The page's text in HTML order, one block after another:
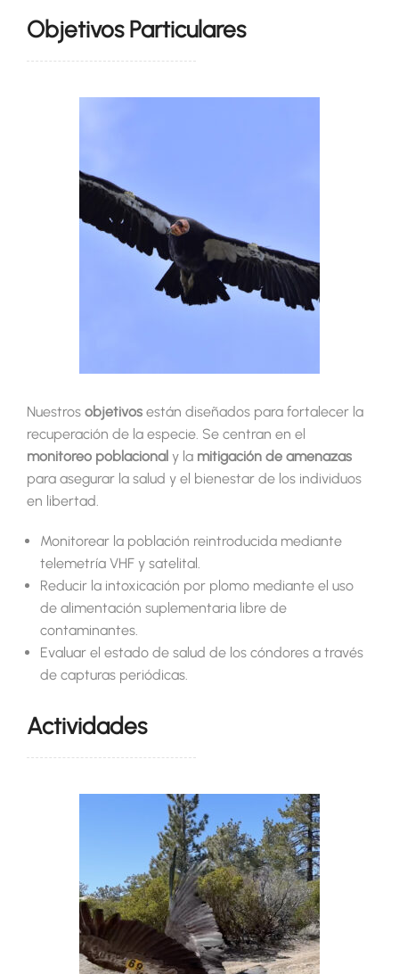
Objetivos Particulares
Nuestros objetivos están diseñados para fortalecer la
recuperación de la especie. Se centran en el
monitoreo poblacional y la mitigación de amenazas
para asegurar la salud y el bienestar de los individuos
en libertad.
Monitorear la población reintroducida mediante
telemetría VHF y satelital.
Reducir la intoxicación por plomo mediante el uso
de alimentación suplementaria libre de
contaminantes.
Evaluar el estado de salud de los cóndores a través
de capturas periódicas.
Actividades